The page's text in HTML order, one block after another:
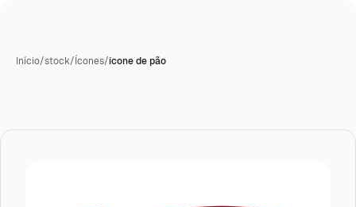
Início/stock/Ícones/ícone de pão